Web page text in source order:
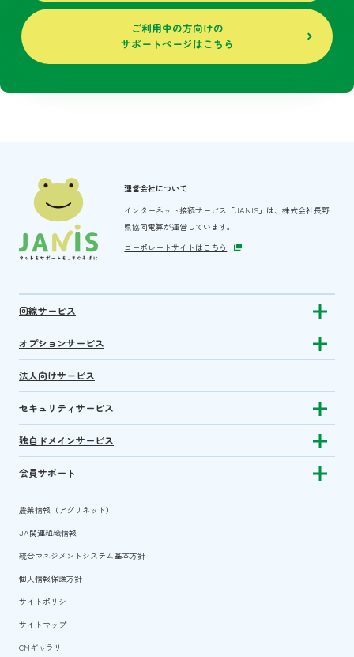
ご利用中の方向けの
サポートページはこちら
運営会社について
インターネット接続サービス「JANIS」は、株式会社長野
県協同電算が運営しています。
コーポレートサイトはこちら
回線サービス Show
オプションサービス Show
法人向けサービス
セキュリティサービス Show
独自ドメインサービス Show
会員サポート Show
農業情報（アグリネット）
JA関連組織情報
統合マネジメントシステム基本方針
個人情報保護方針
サイトポリシー
サイトマップ
CMギャラリー